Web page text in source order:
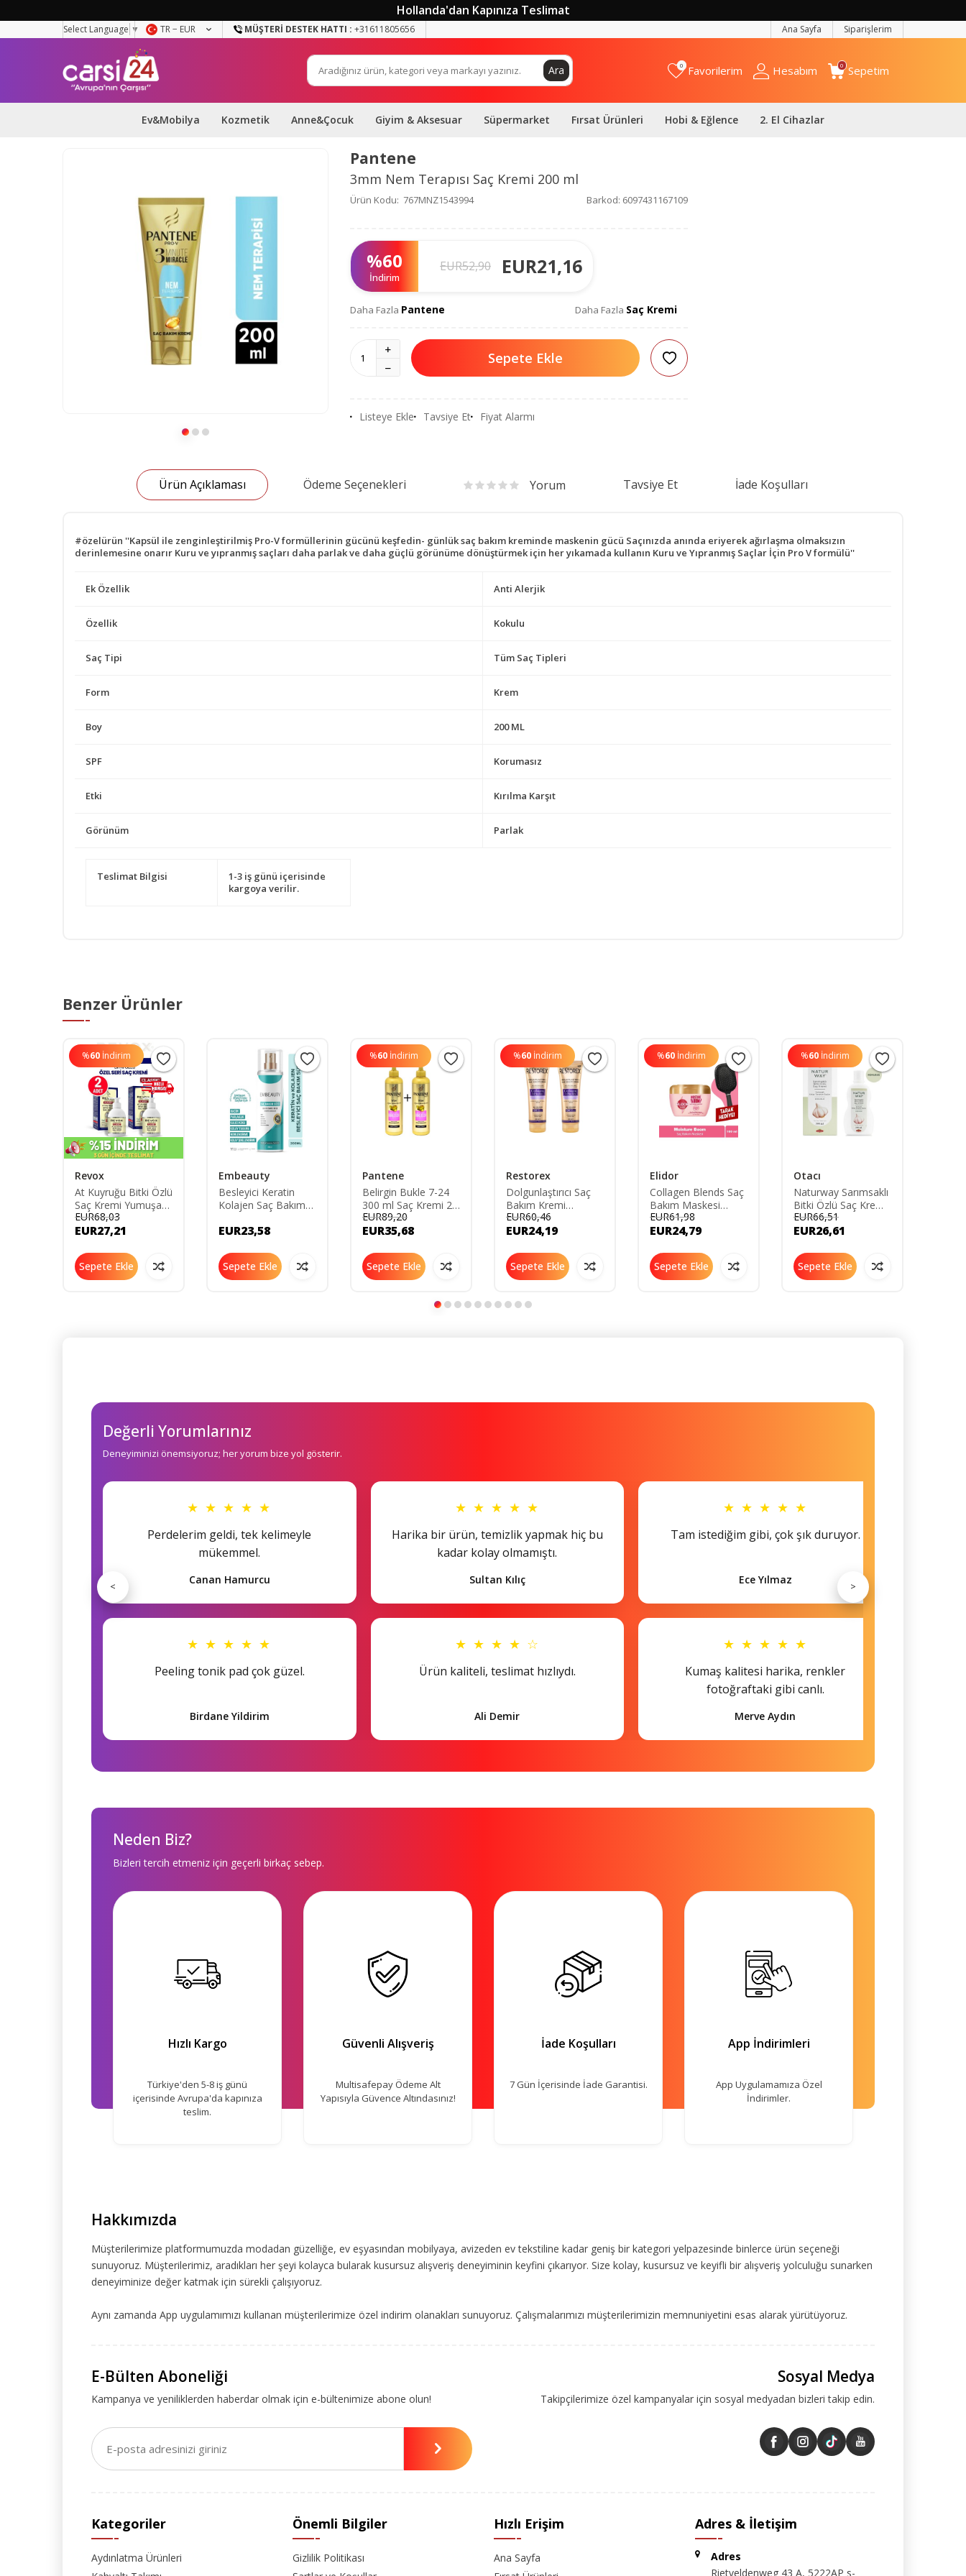
Hollanda'dan Kapınıza Teslimat
Select Language ▼ TR − EUR MÜŞTERI DESTEK HATTI : +31611805656 Ana Sayfa Siparişlerim
Ara 0 Favorilerim Hesabım 0 Sepetim
Ev&Mobilya Kozmetik Anne&Çocuk Giyim & Aksesuar Süpermarket Fırsat Ürünleri Hobi & Eğlence 2. El Cihazlar
Pantene
3mm Nem Terapısı Saç Kremi 200 ml
Ürün Kodu: 767MNZ1543994 Barkod: 6097431167109
%60
İndirim
EUR52,90 EUR21,16
Daha Fazla Pantene Daha Fazla Saç Kremi
Sepete Ekle
Listeye Ekle Tavsiye Et Fiyat Alarmı
Ürün Açıklaması Ödeme Seçenekleri Yorum Tavsiye Et İade Koşulları
#özelürün ''Kapsül ile zenginleştirilmiş Pro-V formüllerinin gücünü keşfedin- günlük saç bakım kreminde maskenin gücü Saçınızda anında eriyerek ağırlaşma olmaksızın
derinlemesine onarır Kuru ve yıpranmış saçları daha parlak ve daha güçlü görünüme dönüştürmek için her yıkamada kullanın Kuru ve Yıpranmış Saçlar İçin Pro V formülü''
Ek Özellik Anti Alerjik
Özellik Kokulu
Saç Tipi Tüm Saç Tipleri
Form Krem
Boy 200 ML
SPF Korumasız
Etki Kırılma Karşıt
Görünüm Parlak
Teslimat Bilgisi
1-3 iş günü içerisinde
kargoya verilir.
Benzer Ürünler
%60 İndirim
Revox
At Kuyruğu Bitki Özlü
Saç Kremi Yumuşak
Ve Kolay Taranan
Saçlar Için - 2'li Set -
RSK250ST
EUR68,03
EUR27,21
Sepete Ekle
Embeauty
Besleyici Keratin
Kolajen Saç Bakım
EUR23,58
Sepete Ekle
%60 İndirim
Pantene
Belirgin Bukle 7-24
300 ml Saç Kremi 2
Adet
EUR89,20
EUR35,68
Sepete Ekle
%60 İndirim
Restorex
Dolgunlaştırıcı Saç
Bakım Kremi
Collagen & Biotin
250 Ml 2 Adet
EUR60,46
EUR24,19
Sepete Ekle
%60 İndirim
Elidor
Collagen Blends Saç
Bakım Maskesi
Moisture Boom
Yoğun Nem Terapisi
EUR61,98
EUR24,79
Sepete Ekle
%60 İndirim
Otacı
Naturway Sarımsaklı
Bitki Özlü Saç Kremi
300 ml
EUR66,51
EUR26,61
Sepete Ekle
Değerli Yorumlarınız
Deneyiminizi önemsiyoruz; her yorum bize yol gösterir.
★ ★ ★ ★ ★
Perdelerim geldi, tek kelimeyle
mükemmel.
Canan Hamurcu
★ ★ ★ ★ ★
Peeling tonik pad çok güzel.
Birdane Yildirim
★ ★ ★ ★ ★
Harika bir ürün, temizlik yapmak hiç bu
kadar kolay olmamıştı.
Sultan Kılıç
★ ★ ★ ★ ☆
Ürün kaliteli, teslimat hızlıydı.
Ali Demir
★ ★ ★ ★ ★
Tam istediğim gibi, çok şık duruyor.
Ece Yılmaz
★ ★ ★ ★ ★
Kumaş kalitesi harika, renkler
fotoğraftaki gibi canlı.
Merve Aydın
< >
Neden Biz?
Bizleri tercih etmeniz için geçerli birkaç sebep.
Hızlı Kargo
Türkiye'den 5-8 iş günü
içerisinde Avrupa'da kapınıza
teslim.
Güvenli Alışveriş
Multisafepay Ödeme Alt
Yapısıyla Güvence Altındasınız!
İade Koşulları
7 Gün İçerisinde İade Garantisi.
App İndirimleri
App Uygulamamıza Özel
İndirimler.
Hakkımızda
Müşterilerimize platformumuzda modadan güzelliğe, ev eşyasından mobilyaya, avizeden ev tekstiline kadar geniş bir kategori yelpazesinde binlerce ürün seçeneği
sunuyoruz. Müşterilerimiz, aradıkları her şeyi kolayca bularak kusursuz alışveriş deneyiminin keyfini çıkarıyor. Size kolay, kusursuz ve keyifli bir alışveriş yolculuğu sunarken
deneyiminize değer katmak için sürekli çalışıyoruz.
Aynı zamanda App uygulamımızı kullanan müşterilerimize özel indirim olanakları sunuyoruz. Çalışmalarımızı müşterilerimizin memnuniyetini esas alarak yürütüyoruz.
E-Bülten Aboneliği
Kampanya ve yeniliklerden haberdar olmak için e-bültenimize abone olun!
Sosyal Medya
Takipçilerimize özel kampanyalar için sosyal medyadan bizleri takip edin.
Kategoriler
Aydınlatma Ürünleri
Önemli Bilgiler
Gizlilik Politikası
Hızlı Erişim
Ana Sayfa
Adres & İletişim
Adres
Rietveldenweg 43 A, 5222AP s-